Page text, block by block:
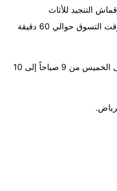
التنجيد للأثاث
والإكسسوارات، ويستغرق وقت التسوق حوالي 60 دقيقة
من السبت إلى الخميس من 9 صباحاً إلى 10